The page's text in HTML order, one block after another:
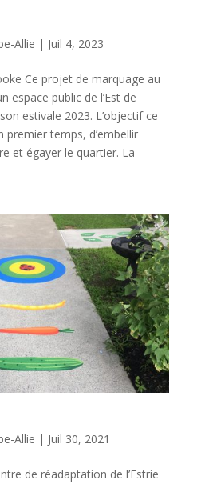
Allie | Juil 4, 2023
Ce projet de marquage au
espace public de l’Est de
estivale 2023. L’objectif ce
temps, d’embellir
et égayer le quartier. La
Allie | Juil 30, 2021
de réadaptation de l’Estrie